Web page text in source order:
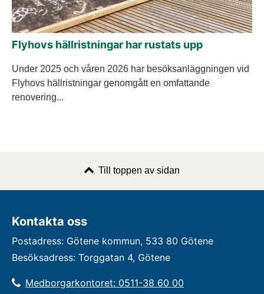
Flyhovs hällristningar har rustats upp
Under 2025 och våren 2026 har besöksanläggningen vid
Flyhovs hällristningar genomgått en omfattande
renovering...
Till toppen av sidan
Kontakta oss
Postadress: Götene kommun, 533 80 Götene
Besöksadress: Torggatan 4, Götene
Medborgarkontoret: 0511-38 60 00